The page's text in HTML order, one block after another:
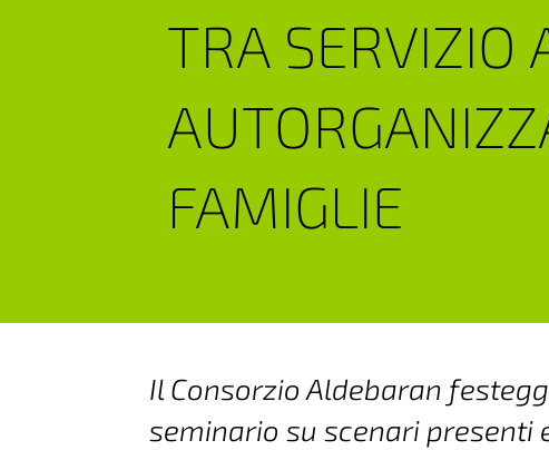
TRA SERVIZIO
FAMIGLIE
Il Consorzio Aldebaran
seminario su scenari presenti